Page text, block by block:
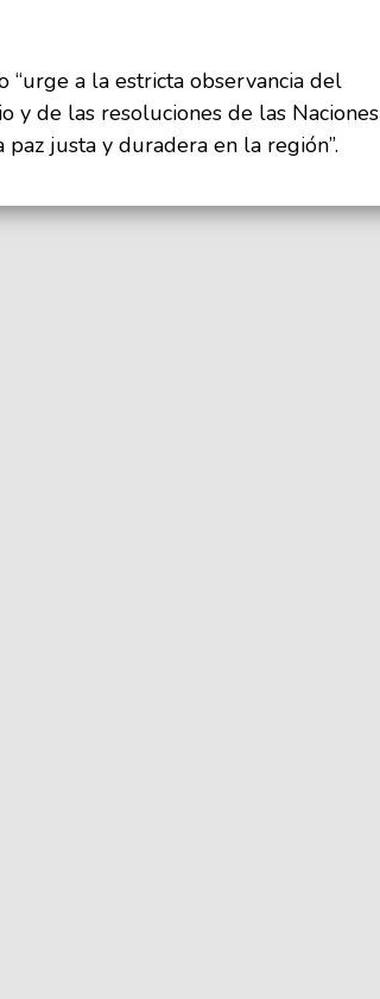
a la estricta observancia del
y de las resoluciones de las Naciones
justa y duradera en la región”.